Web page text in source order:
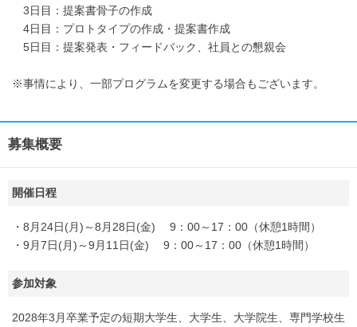
3日目：提案書骨子の作成
4日目：プロトタイプの作成・提案書作成
5日目：提案発表・フィードバック、社員との懇親会
※事情により、一部プログラムを変更する場合もございます。
募集概要
開催日程
・8月24日(月)～8月28日(金) 9：00～17：00（休憩1時間）
・9月7日(月)～9月11日(金) 9：00～17：00（休憩1時間）
参加対象
2028年3月卒業予定の短期大学生、大学生、大学院生、専門学校生